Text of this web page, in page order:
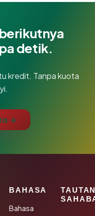
detik.
kredit. Tanpa kuota
→
BAHASA
Bahasa